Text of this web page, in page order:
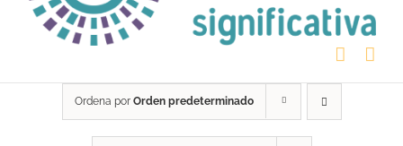
Ordena por Orden predeterminado